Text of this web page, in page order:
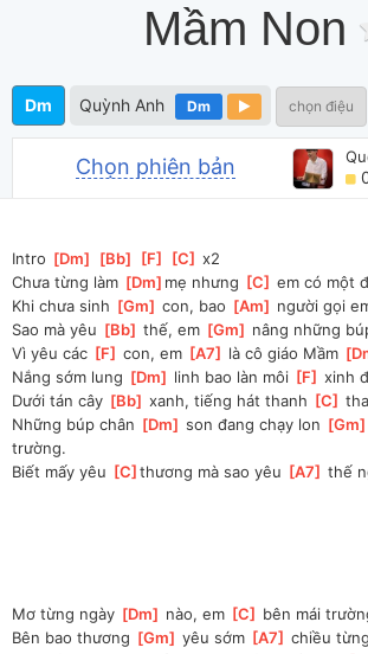
Mầm Non
Dm Quỳnh Anh Dm chọn điệu
Chọn phiên bản
Intro [Dm [Bb [F [C ] x2
Chưa từng làm [Dm ]mẹ nhưng [C ] em có một
Khi chưa sinh [Gm ] con, bao [Am người gọi
Sao mà yêu [Bb ] thế, em [Gm nâng những
Vì yêu các [F ] con, em [A7 là cô giáo Mầm [
Nắng sớm lung [Dm linh bao làn môi [F ] xinh
Dưới tán cây [Bb ] xanh, tiếng hát thanh [C ]
Những búp chân [Dm ] son đang chạy lon [Gm
trường.
Biết mấy yêu [C ]thương mà sao yêu [A7 ] thế
Mơ từng ngày [Dm nào, em [C bên mái
Bên bao thương [Gm ] yêu sớm [A7 ] chiều